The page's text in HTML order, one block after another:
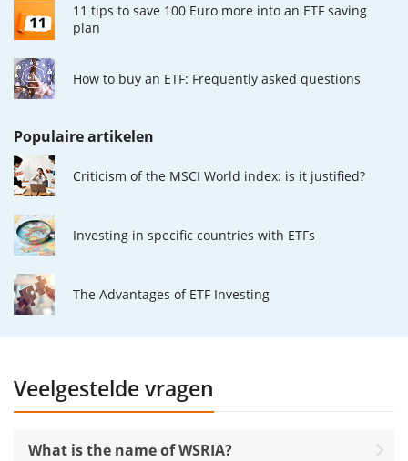
11 tips to save 100 Euro more into an ETF saving
plan
How to buy an ETF: Frequently asked questions
Populaire artikelen
Criticism of the MSCI World index: is it justified?
Investing in specific countries with ETFs
The Advantages of ETF Investing
Veelgestelde vragen
What is the name of WSRIA?